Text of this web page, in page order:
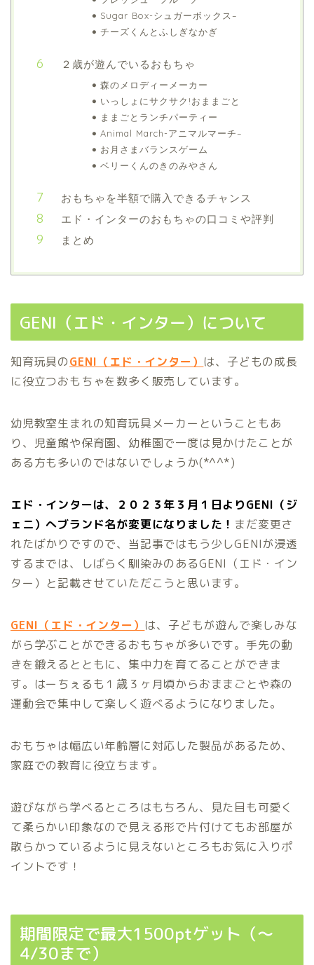
Sugar Box-シュガーボックス–
チーズくんとふしぎなかぎ
２歳が遊んでいるおもちゃ
森のメロディーメーカー
いっしょにサクサク!おままごと
ままごとランチパーティー
Animal March-アニマルマーチ–
お月さまバランスゲーム
ベリーくんのきのみやさん
おもちゃを半額で購入できるチャンス
エド・インターのおもちゃの口コミや評判
まとめ
GENI（エド・インター）について
知育玩具のGENI（エド・インター） は、子どもの成長
に役立つおもちゃを数多く販売しています。
幼児教室生まれの知育玩具メーカーということもあ
り、児童館や保育園、幼稚園で一度は見かけたことが
ある方も多いのではないでしょうか(*^^*)
エド・インターは、２０２３年３月１日よりGENI （ジ
ェニ）へブランド名が変更になりました！ まだ変更さ
れたばかりですので、当記事ではもう少しGENIが浸透
するまでは、しばらく馴染みのあるGENI（エド・イン
ター）と記載させていただこうと思います。
GENI（エド・インター） は、子どもが遊んで楽しみな
がら学ぶことができるおもちゃが多いです。手先の動
きを鍛えるとともに、集中力を育てることができま
す。はーちぇるも１歳３ヶ月頃からおままごとや森の
運動会で集中して楽しく遊べるようになりました。
おもちゃは幅広い年齢層に対応した製品があるため、
家庭での教育に役立ちます。
遊びながら学べるところはもちろん、見た目も可愛く
て柔らかい印象なので見える形で片付けてもお部屋が
散らかっているように見えないところもお気に入りポ
イントです！
期間限定で最大1500ptゲット（〜
4/30まで）